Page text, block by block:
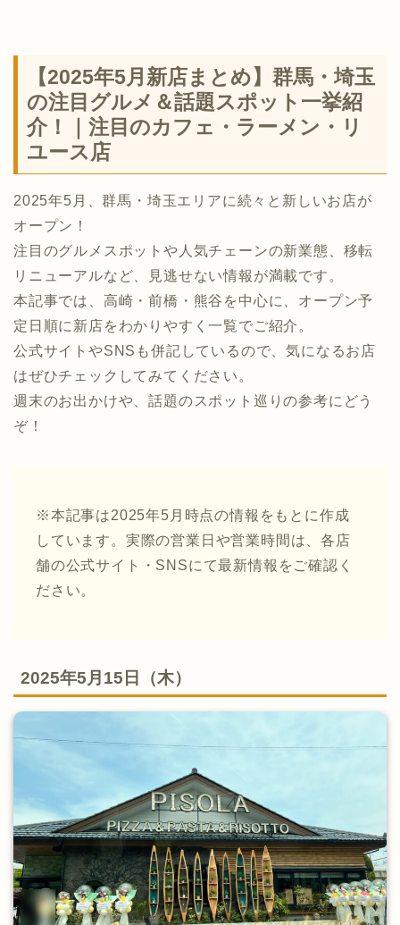
【2025年5月新店まとめ】群馬・埼玉
の注目グルメ＆話題スポット一挙紹
介！｜注目のカフェ・ラーメン・リ
ユース店
2025年5月、群馬・埼玉エリアに続々と新しいお店が
オープン！
注目のグルメスポットや人気チェーンの新業態、移転
リニューアルなど、見逃せない情報が満載です。
本記事では、高崎・前橋・熊谷を中心に、オープン予
定日順に新店をわかりやすく一覧でご紹介。
公式サイトやSNSも併記しているので、気になるお店
はぜひチェックしてみてください。
週末のお出かけや、話題のスポット巡りの参考にどう
ぞ！
※本記事は2025年5月時点の情報をもとに作成
しています。実際の営業日や営業時間は、各店
舗の公式サイト・SNSにて最新情報をご確認く
ださい。
2025年5月15日（木）